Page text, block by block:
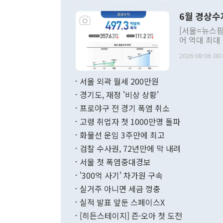
주의적 희망
관의 대북
관 부처 장
관의 무리한
다. [정동영 통일부 장관이 지난달 23일 오후 서울 종로구 정부서울청사에
무너졌다고
함께 4자 대
"우리의 선
6월 경상
[서울=뉴스
어 역대 최
료=한국은행] 한국은행이 6일 발표한 '2026년 6월 국제수지(잠정)'
며 월간 기
196.9% 급
수출은
기록했지만
로 전환됐다.
2026-08-06
서울 외곽 월세 200만원
경기도, 재정 '비상 상황'
프로야구 전 경기 폭염 취소
고령 취업자 첫 1000만명 돌파
화물선 운임 3주만에 최고
검찰 수사권, 72년만에 막 내려
서울 첫 폭염중대경보
'300억 사기' 차가원 구속
실거주 아니면 세금 껑충
실적 발표 앞둔 스페이스X
[히든스테이지] 즌·오아 첫 도전